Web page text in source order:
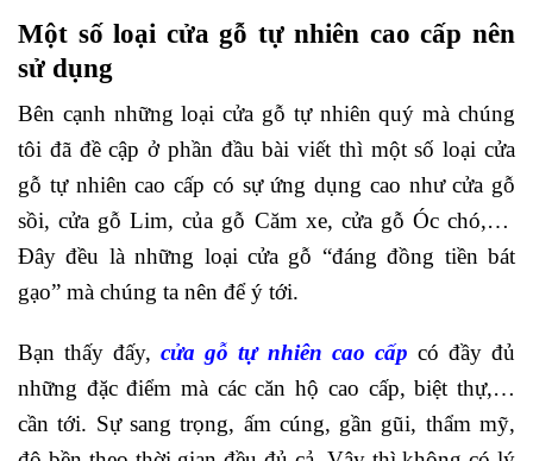
Một số loại cửa gỗ tự nhiên cao cấp nên
sử dụng
Bên cạnh những loại cửa gỗ tự nhiên quý mà chúng
tôi đã đề cập ở phần đầu bài viết thì một số loại cửa
gỗ tự nhiên cao cấp có sự ứng dụng cao như cửa gỗ
sồi, cửa gỗ Lim, của gỗ Căm xe, cửa gỗ Óc chó,…
Đây đều là những loại cửa gỗ “đáng đồng tiền bát
gạo” mà chúng ta nên để ý tới.
Bạn thấy đấy,cửa gỗ tự nhiên cao cấp có đầy đủ
những đặc điểm mà các căn hộ cao cấp, biệt thự,…
cần tới. Sự sang trọng, ấm cúng, gần gũi, thẩm mỹ,